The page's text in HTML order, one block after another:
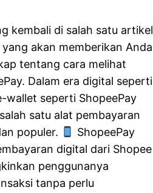
kembali di salah satu artikel
akan memberikan Anda
tentang cara melihat
Dalam era digital seperti
wallet seperti ShopeePay
satu alat pembayaran
populer.
ShopeePay
digital dari Shopee
penggunanya
tanpa perlu